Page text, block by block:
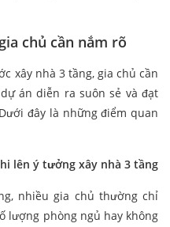
chủ cần nắm rõ
xây nhà 3 tầng, gia chủ cần
án diễn ra suôn sẻ và đạt
đây là những điểm quan
lên ý tưởng xây nhà 3 tầng
nhiều gia chủ thường chỉ
lượng phòng ngủ hay không